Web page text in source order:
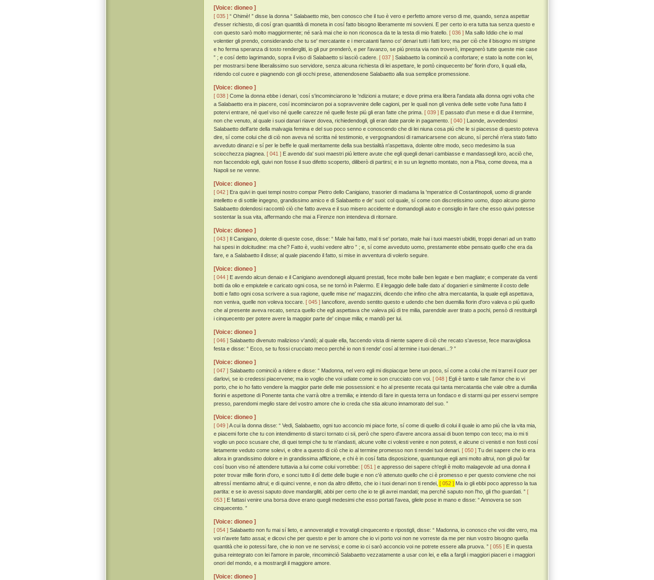
[Voice: dioneo ]
[ 035 ] “ Ohimè! ” disse la donna “ Salabaetto mio, ben conosco che il tuo è vero e perfetto amore verso di me, quando, senza aspettar
d'esser richiesto, di cosí gran quantità di moneta in cosí fatto bisogno liberamente mi sovvieni. E per certo io era tutta tua senza questo e
con questo sarò molto maggiormente; né sarà mai che io non riconosca da te la testa di mio fratello. [ 036 ] Ma sallo Iddio che io mal
volentier gli prendo, considerando che tu se' mercatante e i mercatanti fanno co' denari tutti i fatti loro; ma per ciò che il bisogno mi strigne
e ho ferma speranza di tosto rendergliti, io gli pur prenderò, e per l'avanzo, se piú presta via non troverò, impegnerò tutte queste mie case
” ; e cosí detto lagrimando, sopra il viso di Salabaetto si lasciò cadere. [ 037 ] Salabaetto la cominciò a confortare; e stato la notte con lei,
per mostrarsi bene liberalissimo suo servidore, senza alcuna richiesta di lei aspettare, le portò cinquecento be' fiorin d'oro, li quali ella,
ridendo col cuore e piagnendo con gli occhi prese, attenendosene Salabaetto alla sua semplice promessione.
[Voice: dioneo ]
[ 038 ] Come la donna ebbe i denari, cosí s'incominciarono le 'ndizioni a mutare; e dove prima era libera l'andata alla donna ogni volta che
a Salabaetto era in piacere, cosí incominciaron poi a sopravvenire delle cagioni, per le quali non gli veniva delle sette volte l'una fatto il
potervi entrare, né quel viso né quelle carezze né quelle feste piú gli eran fatte che prima. [ 039 ] E passato d'un mese e di due il termine,
non che venuto, al quale i suoi danari riaver dovea, richiedendogli, gli eran date parole in pagamento. [ 040 ] Laonde, avvedendosi
Salabaetto dell'arte della malvagia femina e del suo poco senno e conoscendo che di lei niuna cosa piú che le si piacesse di questo poteva
dire, sí come colui che di ciò non aveva né scritta né testimonio, e vergognandosi di ramaricarsene con alcuno, sí perché n'era stato fatto
avveduto dinanzi e sí per le beffe le quali meritamente della sua bestialità n'aspettava, dolente oltre modo, seco medesimo la sua
sciocchezza piagnea. [ 041 ] E avendo da' suoi maestri piú lettere avute che egli quegli denari cambiasse e mandassegli loro, acciò che,
non faccendolo egli, quivi non fosse il suo difetto scoperto, diliberò di partirsi; e in su un legnetto montato, non a Pisa, come dovea, ma a
Napoli se ne venne.
[Voice: dioneo ]
[ 042 ] Era quivi in quei tempi nostro compar Pietro dello Canigiano, trasorier di madama la 'mperatrice di Costantinopoli, uomo di grande
intelletto e di sottile ingegno, grandissimo amico e di Salabaetto e de' suoi: col quale, sí come con discretissimo uomo, dopo alcuno giorno
Salabaetto dolendosi raccontò ciò che fatto aveva e il suo misero accidente e domandogli aiuto e consiglio in fare che esso quivi potesse
sostentar la sua vita, affermando che mai a Firenze non intendeva di ritornare.
[Voice: dioneo ]
[ 043 ] Il Canigiano, dolente di queste cose, disse: “ Male hai fatto, mal ti se' portato, male hai i tuoi maestri ubiditi, troppi denari ad un tratto
hai spesi in dolcitudine: ma che? Fatto è, vuolsi vedere altro ” ; e, sí come avveduto uomo, prestamente ebbe pensato quello che era da
fare, e a Salabaetto il disse; al quale piacendo il fatto, si mise in avventura di volerlo seguire.
[Voice: dioneo ]
[ 044 ] E avendo alcun denaio e il Canigiano avendonegli alquanti prestati, fece molte balle ben legate e ben magliate; e comperate da venti
botti da olio e empiutele e caricato ogni cosa, se ne tornò in Palermo. E il legaggio delle balle dato a' doganieri e similmente il costo delle
botti e fatto ogni cosa scrivere a sua ragione, quelle mise ne' magazzini, dicendo che infino che altra mercatantia, la quale egli aspettava,
non veniva, quelle non voleva toccare. [ 045 ] Iancofiore, avendo sentito questo e udendo che ben duemilia fiorin d'oro valeva o piú quello
che al presente aveva recato, senza quello che egli aspettava che valeva piú di tre milia, parendole aver tirato a pochi, pensò di restituirgli
i cinquecento per potere avere la maggior parte de' cinque milia; e mandò per lui.
[Voice: dioneo ]
[ 046 ] Salabaetto divenuto malizioso v'andò; al quale ella, faccendo vista di niente sapere di ciò che recato s'avesse, fece maravigliosa
festa e disse: “ Ecco, se tu fossi crucciato meco perché io non ti rende' cosí al termine i tuoi denari...? ”
[Voice: dioneo ]
[ 047 ] Salabaetto cominciò a ridere e disse: “ Madonna, nel vero egli mi dispiacque bene un poco, sí come a colui che mi trarrei il cuor per
darlovi, se io credessi piacervene; ma io voglio che voi udiate come io son crucciato con voi. [ 048 ] Egli è tanto e tale l'amor che io vi
porto, che io ho fatto vendere la maggior parte delle mie possessioni: e ho al presente recata qui tanta mercatantia che vale oltre a dumilia
fiorini e aspettone di Ponente tanta che varrà oltre a tremilia; e intendo di fare in questa terra un fondaco e di starmi qui per esservi sempre
presso, parendomi meglio stare del vostro amore che io creda che stia alcuno innamorato del suo. ”
[Voice: dioneo ]
[ 049 ]A cui la donna disse: “ Vedi, Salabaetto, ogni tuo acconcio mi piace forte, sí come di quello di colui il quale io amo piú che la vita mia,
e piacemi forte che tu con intendimento di starci tornato ci sii, però che spero d'avere ancora assai di buon tempo con teco; ma io mi ti
voglio un poco scusare che, di quei tempi che tu te n'andasti, alcune volte ci volesti venire e non potesti, e alcune ci venisti e non fosti cosí
lietamente veduto come solevi, e oltre a questo di ciò che io al termine promesso non ti rendei tuoi denari. [ 050 ] Tu dei sapere che io era
allora in grandissimo dolore e in grandissima afflizione, e chi è in cosí fatta disposizione, quantunque egli ami molto altrui, non gli può far
cosí buon viso né attendere tuttavia a lui come colui vorrebbe: [ 051 ] e appresso dei sapere ch'egli è molto malagevole ad una donna il
poter trovar mille fiorin d'oro, e sonci tutto il dí dette delle bugie e non c'è attenuto quello che ci è promesso e per questo conviene che noi
altressí mentiamo altrui; e di quinci venne, e non da altro difetto, che io i tuoi denari non ti rendei, [ 052 ] Ma io gli ebbi poco appresso la tua
partita: e se io avessi saputo dove mandargliti, abbi per certo che io te gli avrei mandati; ma perché saputo non l'ho, gli t'ho guardati. ” [
053 ] E fattasi venire una borsa dove erano quegli medesimi che esso portati l'avea, gliele pose in mano e disse: “ Annovera se son
cinquecento. ”
[Voice: dioneo ]
[ 054 ] Salabaetto non fu mai sí lieto, e annoveratigli e trovatigli cinquecento e ripostigli, disse: “ Madonna, io conosco che voi dite vero, ma
voi n'avete fatto assai; e dicovi che per questo e per lo amore che io vi porto voi non ne vorreste da me per niun vostro bisogno quella
quantità che io potessi fare, che io non ve ne servissi; e come io ci sarò acconcio voi ne potrete essere alla pruova. ” [ 055 ] E in questa
guisa reintegrato con lei l'amore in parole, rincominciò Salabaetto vezzatamente a usar con lei, e ella a fargli i maggiori piaceri e i maggiori
onori del mondo, e a mostrargli il maggiore amore.
[Voice: dioneo ]